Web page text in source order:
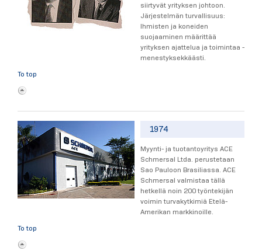
siirtyvät yrityksen johtoon.
Järjestelmän turvallisuus:
Ihmisten ja koneiden
suojaaminen määrittää
yrityksen ajattelua ja toimintaa -
menestyksekkäästi.
To top
1974
Myynti- ja tuotantoyritys ACE
Schmersal Ltda. perustetaan
Sao Pauloon Brasiliassa. ACE
Schmersal valmistaa tällä
hetkellä noin 200 työntekijän
voimin turvakytkimiä Etelä-
Amerikan markkinoille.
To top